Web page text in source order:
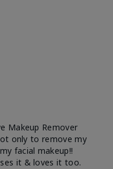
Makeup Remover
only to remove my
facial makeup!!
it & loves it too.